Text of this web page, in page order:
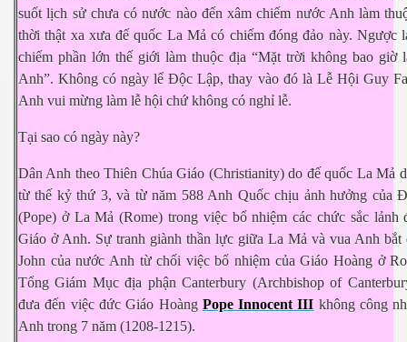
suốt lịch sử chưa có nước nào đến xâm chiếm nước Anh làm
thời thật xa xưa đế quốc La Mả có chiếm đóng đảo này. Ngược
chiếm phần lớn thế giới làm thuộc địa “Mặt trời không bao giờ
Anh”. Không có ngày lể Độc Lập, thay vào đó là Lễ Hội Guy
Anh vui mừng làm lễ hội chứ không có nghỉ lễ.
Tại sao có ngày này?
Dân Anh theo Thiên Chúa Giáo (Christianity) do đế quốc La Mả
từ thế kỷ thứ 3, và từ năm 588 Anh Quốc chịu ảnh hưởng của
(Pope) ở La Mả (Rome) trong việc bổ nhiệm các chức sắc lảnh
Giáo ở Anh. Sự tranh giành thần lực giữa La Mả và vua Anh bắt
John của nước Anh từ chối việc bổ nhiệm của Giáo Hoàng ở
Tổng Giám Mục địa phận Canterbury (Archbishop of
đưa đến việc đức Giáo Hoàng Pope Innocent III không công
Anh trong 7 năm (1208-1215).
đi xa